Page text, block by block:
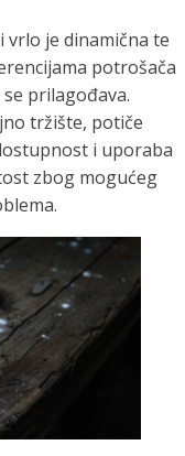
je dinamična te
potrošača
prilagođava.
tržište, potiče
i uporaba
zbog mogućeg